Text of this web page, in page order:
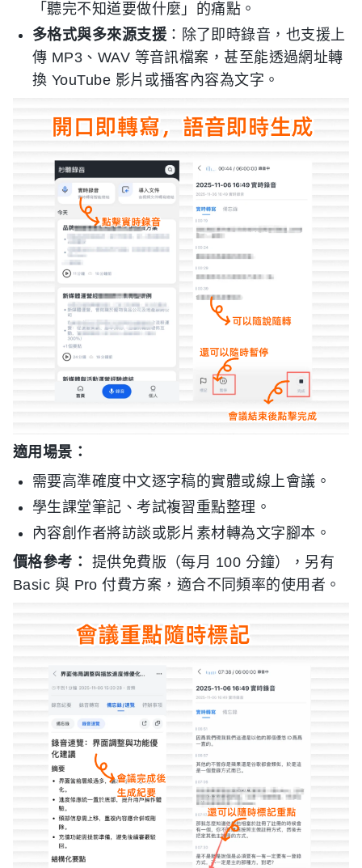
「聽完不知道要做什麼」的痛點。
多格式與多來源支援 ：除了即時錄音，也支援上
傳 MP3、WAV 等音訊檔案，甚至能透過網址轉
換 YouTube 影片或播客內容為文字。
適用場景：
需要高準確度中文逐字稿的實體或線上會議。
學生課堂筆記、考試複習重點整理。
內容創作者將訪談或影片素材轉為文字腳本。
價格參考：
提供免費版（每月 100 分鐘），另有
Basic 與 Pro 付費方案，適合不同頻率的使用者。